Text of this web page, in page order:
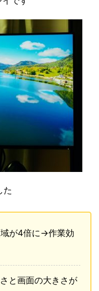
た
が4倍に→作業効
と画面の大きさが